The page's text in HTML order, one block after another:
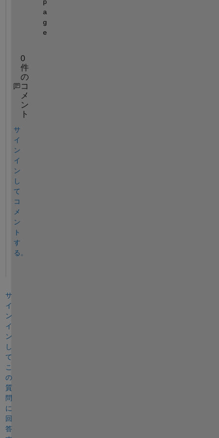
p
a
g
e
0
件
の
コ
メ
ン
ト
サ
イ
ン
イ
ン
し
て
コ
メ
ン
ト
す
る。
サ
イ
ン
イ
ン
し
て
こ
の
質
問
に
回
答